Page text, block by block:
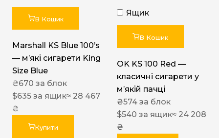
В Кошик
Marshall KS Blue 100’s
— м’які сигарети King
Size Blue
₴670 за блок
$635 за ящик≈ 28 467
₴
Купити
Ящик
В Кошик
OK KS 100 Red —
класичні сигарети у
м’якій пачці
₴574 за блок
$540 за ящик≈ 24 208
₴